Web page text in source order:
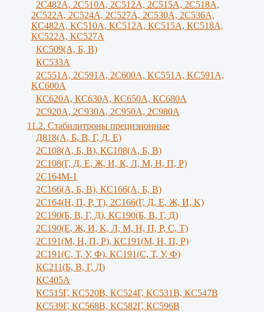
2С482А, 2С510А, 2С512А, 2С515А, 2С518А,
2С522А, 2С524А, 2С527А, 2С530А, 2С536А,
КС482А, КС510А, КС512А, КС515А, КС518А,
КС522А, КС527А
КС509(А, Б, В)
КС533А
2С551А, 2С591А, 2С600А, KC551A, KC591A,
KC600A
КС620А, КС630А, КС650А, КС680А
2С920А, 2С930А, 2С950А, 2С980А
11.2. Стабилитроны прецизионные
Д818(А, Б, В, Г, Д, Е)
2С108(А, Б, В), КС108(А, Б, В)
2С108(Г, Д, Е, Ж, И, К, Л, М, Н, П, Р)
2С164М-1
2С166(А, Б, В), КС166(А, Б, В)
2С164(Н, П, Р, Т), 2С166(Г, Д, Е, Ж, И, K)
2С190(Б, В, Г, Д), КС190(Б, В, Г, Д)
2С190(Е, Ж, И, K, Л, М, Н, П, Р, С, Т)
2С191(М, Н, П, Р), КС191(М, Н, П, Р)
2С191(С, Т, У, Ф), КС191(С, Т, У, Ф)
КС211(Б, В, Г, Д)
КС405А
КС515Г, КС520В, КС524Г, КС531В, КС547В
КС539Г, КС568В, КС582Г, КС596В